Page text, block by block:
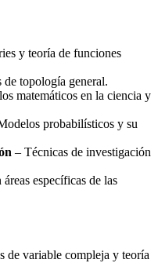
y teoría de funciones
de topología general.
matemáticos en la ciencia y
probabilísticos y su
– Técnicas de investigación
específicas de las
de variable compleja y teoría